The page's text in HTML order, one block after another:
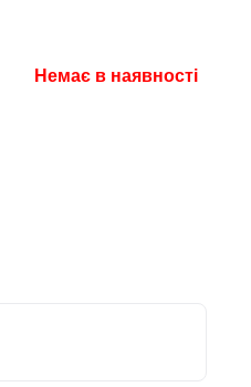
Немає в наявності